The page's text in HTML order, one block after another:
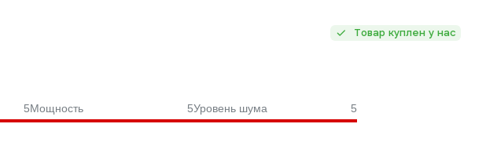
Товар куплен у нас
5Мощность 5Уровень шума
5